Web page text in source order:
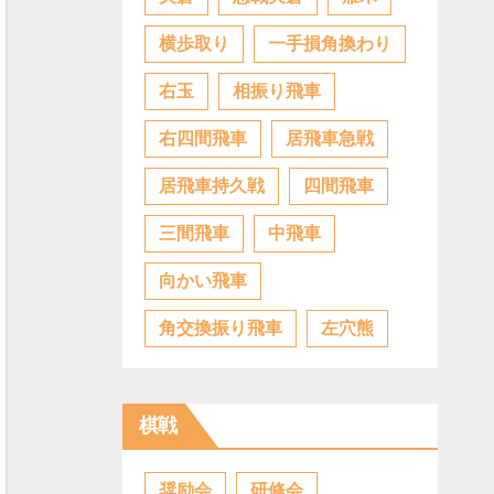
横歩取り 一手損角換わり
右玉 相振り飛車
右四間飛車 居飛車急戦
居飛車持久戦 四間飛車
三間飛車 中飛車
向かい飛車
角交換振り飛車 左穴熊
棋戦
奨励会 研修会